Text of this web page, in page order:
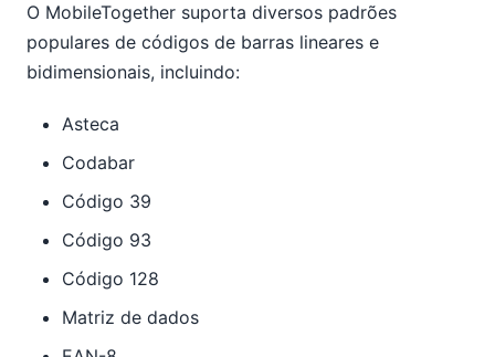
O MobileTogether suporta diversos padrões
populares de códigos de barras lineares e
bidimensionais, incluindo:
Asteca
Codabar
Código 39
Código 93
Código 128
Matriz de dados